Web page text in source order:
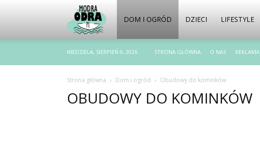
ModraOdra.pl
DOM I OGRÓD DZIECI LIFESTYLE
NIEDZIELA, SIERPIEŃ 9, 2026 STRONA GŁÓWNA O NAS REKLAMA
Strona główna Dom i ogród Obudowy do kominków
OBUDOWY DO KOMINKÓW